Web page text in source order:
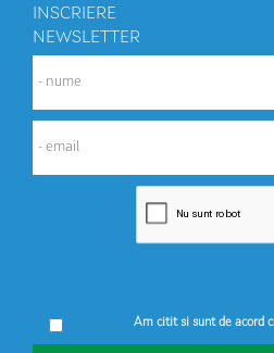
INSCRIERE
NEWSLETTER
Am citit si sunt de acord